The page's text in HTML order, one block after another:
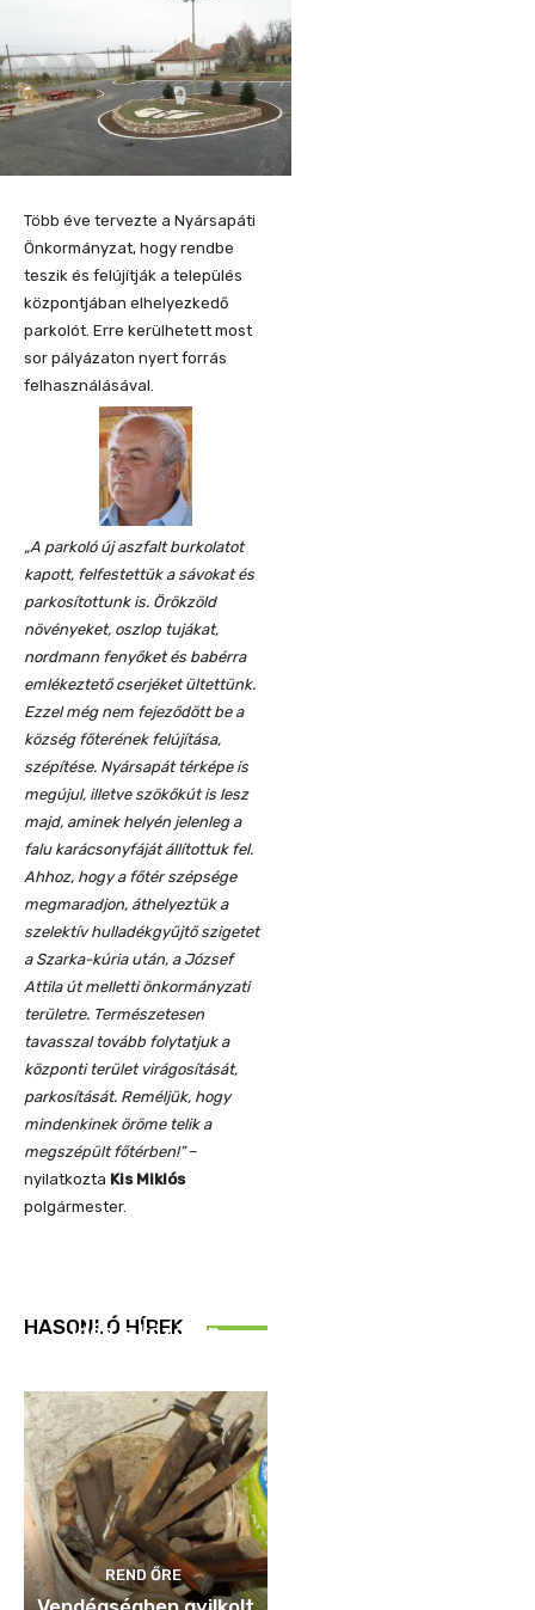
Több éve tervezte a Nyársapáti
Önkormányzat, hogy rendbe
teszik és felújítják a település
központjában elhelyezkedő
parkolót. Erre kerülhetett most
sor pályázaton nyert forrás
felhasználásával.
„A parkoló új aszfalt burkolatot
kapott, felfestettük a sávokat és
parkosítottunk is. Örökzöld
növényeket, oszlop tujákat,
nordmann fenyőket és babérra
emlékeztető cserjéket ültettünk.
Ezzel még nem fejeződött be a
község főterének felújítása,
szépítése. Nyársapát térképe is
megújul, illetve szökőkút is lesz
majd, aminek helyén jelenleg a
falu karácsonyfáját állítottuk fel.
Ahhoz, hogy a főtér szépsége
megmaradjon, áthelyeztük a
szelektív hulladékgyűjtő szigetet
a Szarka-kúria után, a József
Attila út melletti önkormányzati
területre. Természetesen
tavasszal tovább folytatjuk a
központi terület virágosítását,
parkosítását. Reméljük, hogy
mindenkinek öröme telik a
megszépült főtérben!”–
nyilatkozta Kis Miklós
polgármester.
HASONLÓ HÍREK
Idén is közösen
REND ŐRE